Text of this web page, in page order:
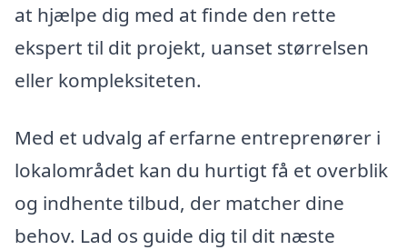
at hjælpe dig med at finde den rette
ekspert til dit projekt, uanset størrelsen
eller kompleksiteten.
Med et udvalg af erfarne entreprenører i
lokalområdet kan du hurtigt få et overblik
og indhente tilbud, der matcher dine
behov. Lad os guide dig til dit næste